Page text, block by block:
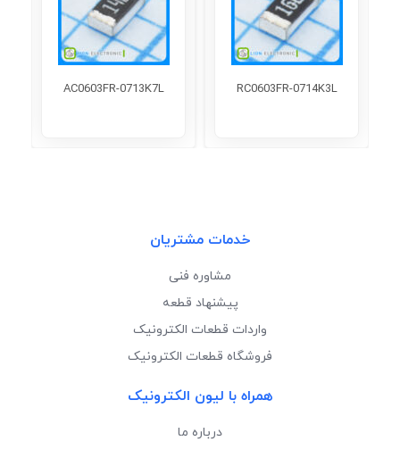
RC0603FR-0714K3L
AC0603FR-0713K7L
خدمات مشتریان
مشاوره فنی
پیشنهاد قطعه
واردات قطعات الکترونیک
فروشگاه قطعات الکترونیک
همراه با لیون الکترونیک
درباره ما